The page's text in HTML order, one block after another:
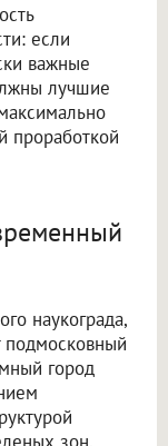
если
важные
лучшие
проработкой
наукограда,
подмосковный
город